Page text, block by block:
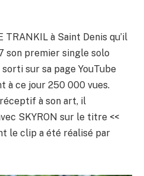
TRANKIL à Saint Denis qu’il
son premier single solo
sorti sur sa page YouTube
à ce jour 250 000 vues.
à son art, il
SKYRON sur le titre <<
le clip a été réalisé par